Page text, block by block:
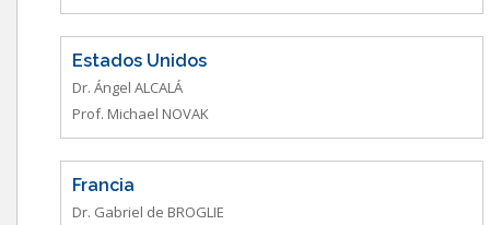
Estados Unidos
Dr. Ángel ALCALÁ
Prof. Michael NOVAK
Francia
Dr. Gabriel de BROGLIE